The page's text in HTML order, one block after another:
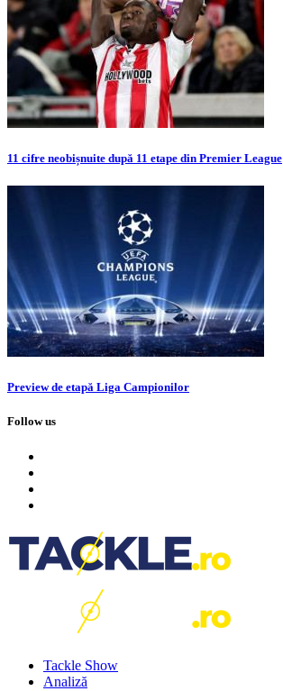
11 cifre neobișnuite după 11 etape din Premier League
Preview de etapă Liga Campionilor
Follow us
Tackle Show
Analiză